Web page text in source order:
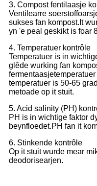
3. Compost fentilaasje
Ventilearre
sukses fan kompost.It
yn 'e peal geskikt is foar
4. Temperatuer kontrôle
Temperatuer is in
glêde wurking fan
temperatuer is 50-65
metoade op it stuit.
5. Acid salinity (PH)
PH is in wichtige faktor
beynfloedet.PH fan it
6. Stinkende kontrôle
Op it stuit wurde mear
deodorisearjen.